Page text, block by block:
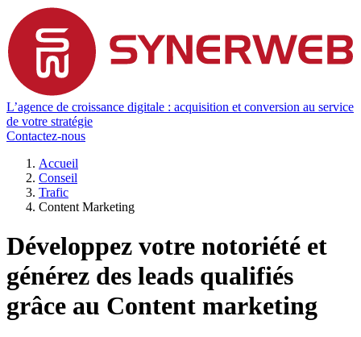
L’agence de croissance digitale : acquisition et conversion au service
de votre stratégie
Contactez-nous
Accueil
Conseil
Trafic
Content Marketing
Développez votre notoriété et
générez des leads qualifiés
grâce au Content marketing